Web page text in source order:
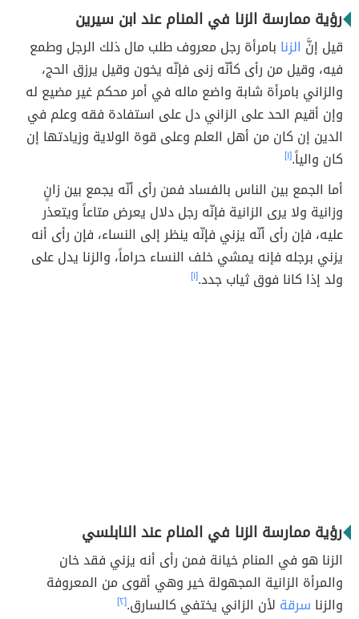
رؤية ممارسة الزنا في المنام عند ابن سيرين
قيل إنَّ الزنا بامرأة رجل معروف طلب مال ذلك الرجل وطمع
فيه، وقيل من رأى كأنّه زنى فإنّه يخون وقيل يرزق الحج،
والزاني بامرأة شابة واضع ماله في أمر محكم غير مضيع له
وإن أقيم الحد على الزاني دل على استفادة فقه وعلم في
الدين إن كان من أهل العلم وعلى قوة الولاية وزيادتها إن
كان والياً.[١]
أما الجمع بين الناس بالفساد فمن رأى أنّه يجمع بين زانٍ
وزانية ولا يرى الزانية فإنّه رجل دلال يعرض متاعاً ويتعذر
عليه، فإن رأى أنّه يزني فإنّه ينظر إلى النساء، فإن رأى أنه
يزني برجله فإنه يمشي خلف النساء حراماً، والزنا يدل على
ولد إذا كانا فوق ثياب جدد.[١]
رؤية ممارسة الزنا في المنام عند النابلسي
الزنا هو في المنام خيانة فمن رأى أنه يزني فقد خان
والمرأة الزانية المجهولة خير وهي أقوى من المعروفة
والزنا سرقة لأن الزاني يختفي كالسارق.[٢]